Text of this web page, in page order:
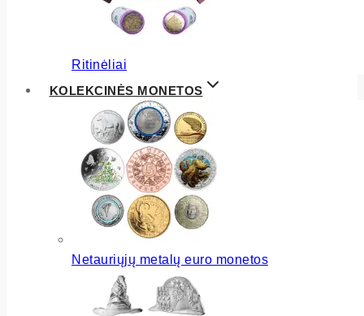
Ritinėliai
KOLEKCINĖS MONETOS
Netauriųjų metalų euro monetos